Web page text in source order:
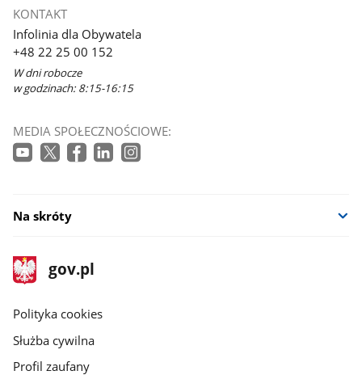
KONTAKT
Infolinia dla Obywatela
+48 22 25 00 152
W dni robocze
w godzinach: 8:15-16:15
MEDIA SPOŁECZNOŚCIOWE:
Na skróty
stopka
gov.pl
Strona
gov.pl
gov.pl
Polityka cookies
Służba cywilna
Profil zaufany